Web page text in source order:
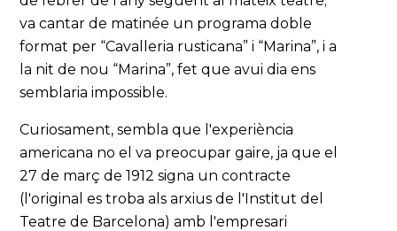
va cantar de matinée un programa doble
format per “Cavalleria rusticana” i “Marina”, i a
la nit de nou “Marina”, fet que avui dia ens
semblaria impossible.
Curiosament, sembla que l'experiència
americana no el va preocupar gaire, ja que el
27 de març de 1912 signa un contracte
(l'original es troba als arxius de l'Institut del
Teatre de Barcelona) amb l'empresari